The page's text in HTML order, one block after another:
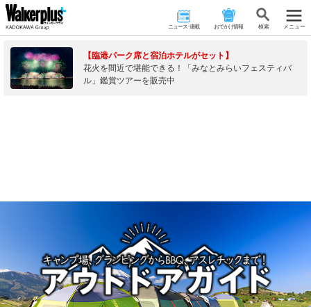
ニュース･連載 おでかけ情報 検 索 メニュー
【臨港パーク席と宿泊ホテルがセット】
花火を間近で堪能できる！「みなとみらいフェスティバ
ル」鑑賞ツアーを販売中